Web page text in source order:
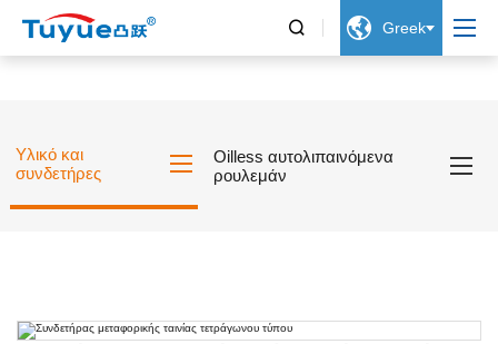
  Greek
Υλικό και
συνδετήρες
Oilless αυτολιπαινόμενα
ρουλεμάν